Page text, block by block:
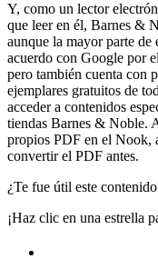
Y, como un lector
que leer en él, Barnes &
aunque la mayor parte de
acuerdo con Google por
pero también cuenta con
ejemplares gratuitos de
acceder a contenidos
tiendas Barnes & Noble.
propios PDF en el Nook,
convertir el PDF antes.
¿Te fue útil este
¡Haz clic en una estrella